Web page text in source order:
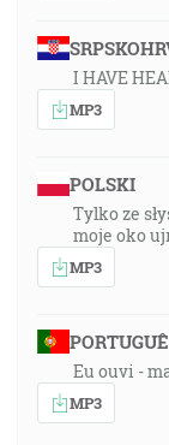
I HAVE
MP3
POLSKI
Tylko ze
moje oko
MP3
Eu ouvi -
MP3